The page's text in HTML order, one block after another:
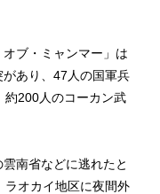
ブ・ミャンマー」は
あり、47人の国軍兵
約200人のコーカン武
南省などに逃れたと
ラオカイ地区に夜間外